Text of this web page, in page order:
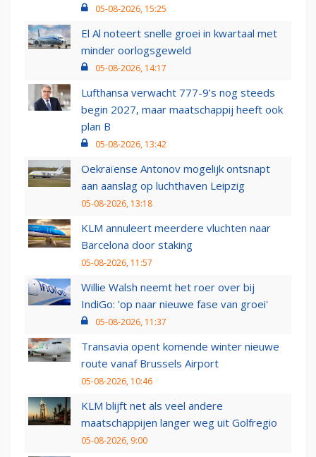
05-08-2026, 15:25
El Al noteert snelle groei in kwartaal met
minder oorlogsgeweld
05-08-2026, 14:17
Lufthansa verwacht 777-9’s nog steeds
begin 2027, maar maatschappij heeft ook
plan B
05-08-2026, 13:42
Oekraïense Antonov mogelijk ontsnapt
aan aanslag op luchthaven Leipzig
05-08-2026, 13:18
KLM annuleert meerdere vluchten naar
Barcelona door staking
05-08-2026, 11:57
Willie Walsh neemt het roer over bij
IndiGo: 'op naar nieuwe fase van groei'
05-08-2026, 11:37
Transavia opent komende winter nieuwe
route vanaf Brussels Airport
05-08-2026, 10:46
KLM blijft net als veel andere
maatschappijen langer weg uit Golfregio
05-08-2026, 9:00